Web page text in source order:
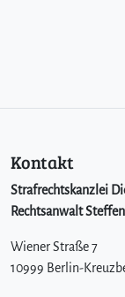
Kontakt
Strafrechtskanzlei
Rechtsanwalt
Wiener Straße 7
10999 Berlin-